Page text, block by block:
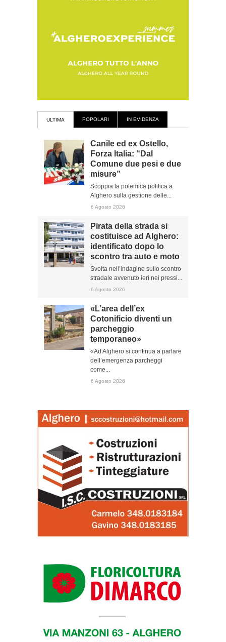
ULTIMA POPOLARI IN EVIDENZA
Canile ed ex Ostello,
Forza Italia: “Dal
Comune due pesi e due
misure”
Scoppia la polemica politica a
Alghero sulla gestione delle...
6 Agosto 2026
Pirata della strada si
costituisce ad Alghero:
identificato dopo lo
scontro tra auto e moto
Svolta nell’indagine sullo scontro
stradale avvenuto ieri nei pressi...
6 Agosto 2026
«L’area dell’ex
Cotonificio diventi un
parcheggio
temporaneo»
«Ad Alghero si continua a parlare
dell’emergenza parcheggi
come...
6 Agosto 2026